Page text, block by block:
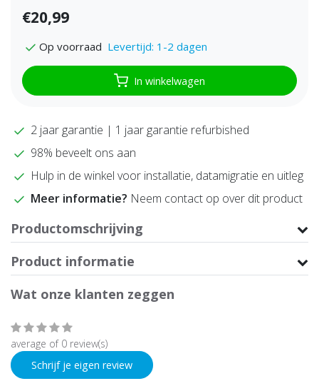
€20,99
Op voorraad Levertijd: 1-2 dagen
In winkelwagen
2 jaar garantie | 1 jaar garantie refurbished
98% beveelt ons aan
Hulp in de winkel voor installatie, datamigratie en uitleg
Meer informatie? Neem contact op over dit product
Productomschrijving
Product informatie
Wat onze klanten zeggen
average of 0 review(s)
Schrijf je eigen review